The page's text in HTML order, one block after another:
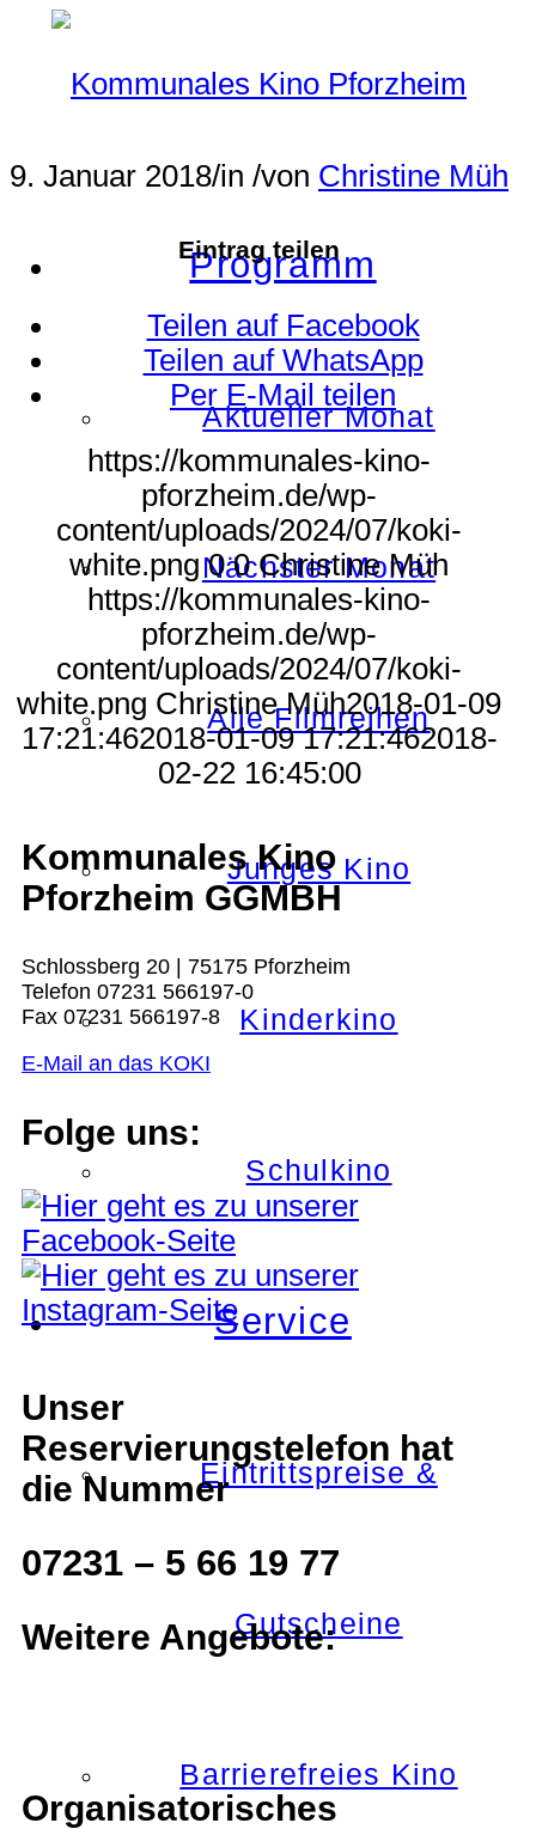
Programm
Aktueller Monat
Nächster Monat
Alle Filmreihen
Junges Kino
Kinderkino
Schulkino
Service
Eintrittspreise &
Gutscheine
Barrierefreies Kino
9. Januar 2018/in /von Christine Müh
Eintrag teilen
Teilen auf Facebook
Teilen auf WhatsApp
Per E-Mail teilen
https://kommunales-kino-
pforzheim.de/wp-
content/uploads/2024/07/koki-
white.png 0 0 Christine Müh
https://kommunales-kino-
pforzheim.de/wp-
content/uploads/2024/07/koki-
white.png Christine Müh2018-01-09
17:21:462018-01-09 17:21:462018-
02-22 16:45:00
Kommunales Kino
Pforzheim GGMBH
Schlossberg 20 | 75175 Pforzheim
Telefon 07231 566197-0
Fax 07231 566197-8
E-Mail an das KOKI
Folge uns:
Unser
Reservierungstelefon hat
die Nummer
07231 – 5 66 19 77
Weitere Angebote:
Organisatorisches